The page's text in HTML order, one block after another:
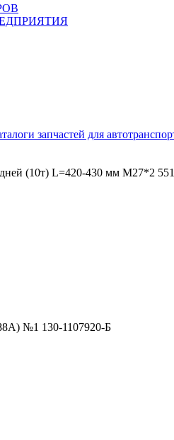
запчастей для
(10т) L=420-430 мм М27*2
№1 130-1107920-Б